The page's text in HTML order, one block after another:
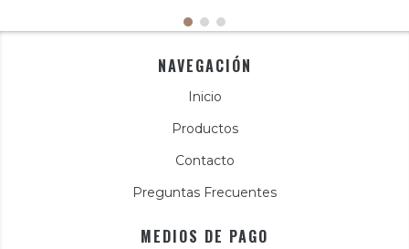
NAVEGACIÓN
Inicio
Productos
Contacto
Preguntas Frecuentes
MEDIOS DE PAGO